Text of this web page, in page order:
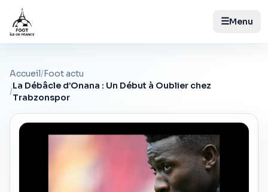
☰Menu
Accueil/Foot actu
/
La Débâcle d’Onana : Un Début à Oublier chez
Trabzonspor